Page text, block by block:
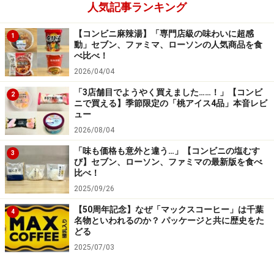
人気記事ランキング
1
【コンビニ麻辣湯】「専門店級の味わいに超感
動」セブン、ファミマ、ローソンの人気商品を食
べ比べ！
2026/04/04
2
「3店舗目でようやく買えました……！」【コンビ
ニで買える】季節限定の「桃アイス4品」本音レビ
ュー
2026/08/04
3
「味も価格も意外と違う…」【コンビニの塩むす
び】セブン、ローソン、ファミマの最新版を食べ
比べ！
2025/09/26
4
【50周年記念】なぜ「マックスコーヒー」は千葉
名物といわれるのか？ パッケージと共に歴史をた
どる
2025/07/03